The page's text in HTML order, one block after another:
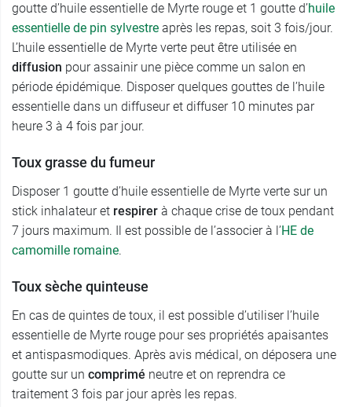
goutte d’huile essentielle de Myrte rouge et 1 goutte d’huile
essentielle de pin sylvestre après les repas, soit 3 fois/jour.
L’huile essentielle de Myrte verte peut être utilisée en
diffusion pour assainir une pièce comme un salon en
période épidémique. Disposer quelques gouttes de l’huile
essentielle dans un diffuseur et diffuser 10 minutes par
heure 3 à 4 fois par jour.
Toux grasse du fumeur
Disposer 1 goutte d’huile essentielle de Myrte verte sur un
stick inhalateur et respirer à chaque crise de toux pendant
7 jours maximum. Il est possible de l’associer à l’HE de
camomille romaine.
Toux sèche quinteuse
En cas de quintes de toux, il est possible d’utiliser l’huile
essentielle de Myrte rouge pour ses propriétés apaisantes
et antispasmodiques. Après avis médical, on déposera une
goutte sur un comprimé neutre et on reprendra ce
traitement 3 fois par jour après les repas.